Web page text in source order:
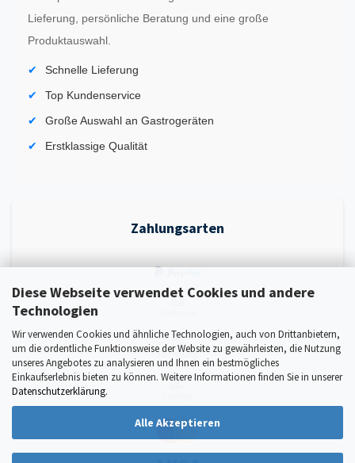
Diese Webseite verwendet Cookies und andere
Technologien
Wir verwenden Cookies und ähnliche Technologien, auch von Drittanbietern,
um die ordentliche Funktionsweise der Website zu gewährleisten, die Nutzung
unseres Angebotes zu analysieren und Ihnen ein bestmögliches
Einkaufserlebnis bieten zu können. Weitere Informationen finden Sie in unserer
Datenschutzerklärung.
Alle Akzeptieren
Lieferung, persönliche Beratung und eine große
Produktauswahl.
Schnelle Lieferung
Top Kundenservice
Große Auswahl an Gastrogeräten
Erstklassige Qualität
Zahlungsarten